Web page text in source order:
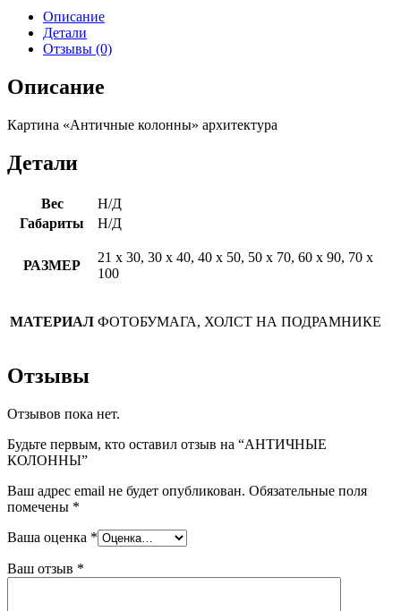
Описание
Детали
Отзывы (0)
Описание
Картина «Античные колонны» архитектура
Детали
Вес
Н/Д
Габариты
Н/Д
РАЗМЕР
21 х 30, 30 х 40, 40 х 50, 50 х 70, 60 х 90, 70 х
100
МАТЕРИАЛ ФОТОБУМАГА, ХОЛСТ НА ПОДРАМНИКЕ
Отзывы
Отзывов пока нет.
Будьте первым, кто оставил отзыв на “АНТИЧНЫЕ
КОЛОННЫ”
Ваш адрес email не будет опубликован. Обязательные поля
помечены *
Ваша оценка *
Ваш отзыв *